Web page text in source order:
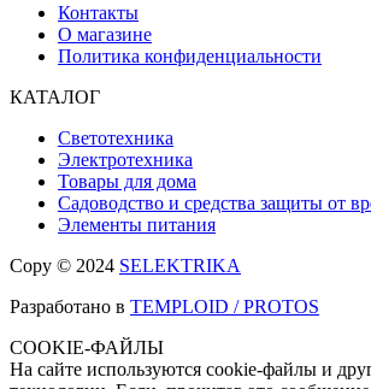
Контакты
О магазине
Политика конфиденциальности
КАТАЛОГ
Светотехника
Электротехника
Товары для дома
Садоводство и средства защиты от
Элементы питания
Copy © 2024 SELEKTRIKA
Разработано в TEMPLOID / PROTOS
COOKIE-ФАЙЛЫ
На сайте используются cookie-файлы и